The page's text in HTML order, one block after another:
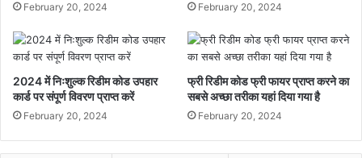
February 20, 2024 February 20, 2024
2024 में निःशुल्क रिडीम कोड उपहार
कार्ड पर संपूर्ण विवरण प्राप्त करें
February 20, 2024
फ्री रिडीम कोड फ्री फायर प्राप्त करने का
सबसे अच्छा तरीका यहां दिया गया है
February 20, 2024